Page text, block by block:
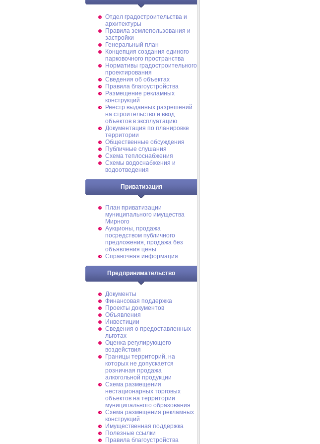
Отдел градостроительства и
архитектуры
Правила землепользования и
застройки
Генеральный план
Концепция создания единого
парковочного пространства
Нормативы градостроительного
проектирования
Сведения об объектах
Правила благоустройства
Размещение рекламных
конструкций
Реестр выданных разрешений
на строительство и ввод
объектов в эксплуатацию
Документация по планировке
территории
Общественные обсуждения
Публичные слушания
Схема теплоснабжения
Схемы водоснабжения и
водоотведения
Приватизация
План приватизации
муниципального имущества
Мирного
Аукционы, продажа
посредством публичного
предложения, продажа без
объявления цены
Справочная информация
Предпринимательство
Документы
Финансовая поддержка
Проекты документов
Объявления
Инвестиции
Сведения о предоставленных
льготах
Оценка регулирующего
воздействия
Границы территорий, на
которых не допускается
розничная продажа
алкогольной продукции
Схема размещения
нестационарных торговых
объектов на территории
муниципального образования
Схема размещения рекламных
конструкций
Имущественная поддержка
Полезные ссылки
Правила благоустройства